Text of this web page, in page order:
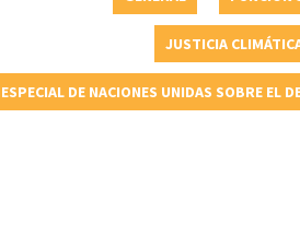
JUSTICIA
DE NACIONES UNIDAS SOBRE EL